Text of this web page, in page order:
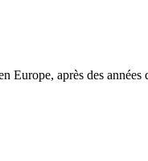
Europe, après des